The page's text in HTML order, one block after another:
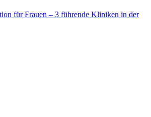
für Frauen – 3 führende Kliniken in der